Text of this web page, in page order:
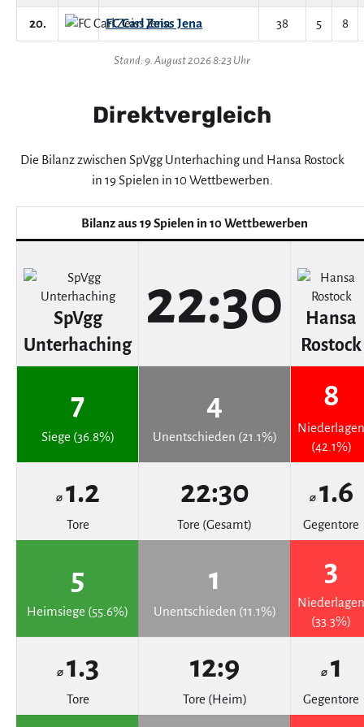
20. FC Carl Zeiss Jena 38 5 8
Stand: 9. August 2026 8:23 Uhr
Direktvergleich
Die Bilanz zwischen SpVgg Unterhaching und Hansa Rostock
in 19 Spielen in 10 Wettbewerben.
Bilanz aus 19 Spielen in 10 Wettbewerben
SpVgg
Unterhaching
22:30
Hansa
Rostock
7
Siege (36.8%)
4
Unentschieden (21.1%)
8
Niederlagen
(42.1%)
⌀ 1.2
Tore
22:30
Tore (Gesamt)
⌀ 1.6
Gegentore
5
Heimsiege (55.6%)
1
Unentschieden (11.1%)
3
Niederlagen
(33.3%)
⌀ 1.3
Tore
12:9
Tore (Heim)
⌀ 1
Gegentore